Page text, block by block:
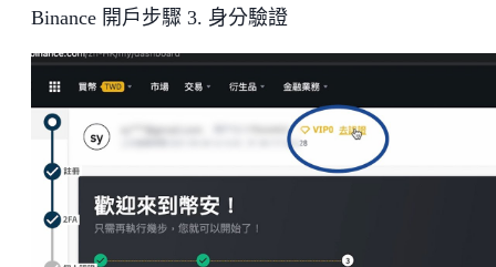
Binance 開戶步驟 3. 身分驗證